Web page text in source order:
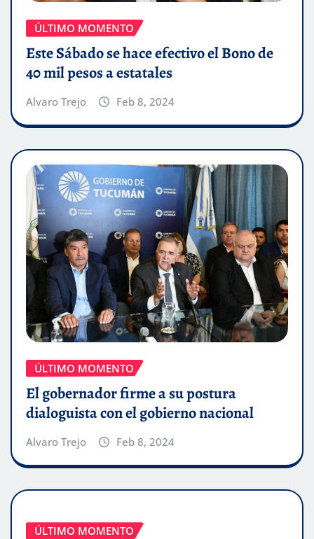
ÚLTIMO MOMENTO
Este Sábado se hace efectivo el Bono de
40 mil pesos a estatales
Alvaro Trejo Feb 8, 2024
ÚLTIMO MOMENTO
El gobernador firme a su postura
dialoguista con el gobierno nacional
Alvaro Trejo Feb 8, 2024
ÚLTIMO MOMENTO